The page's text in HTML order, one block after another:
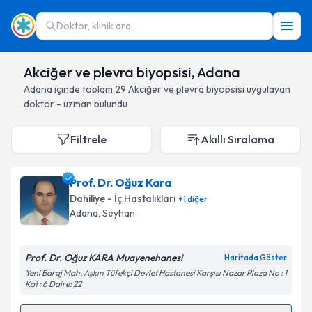
Doktor, klinik ara...
Akciğer ve plevra biyopsisi, Adana
Adana içinde toplam 29 Akciğer ve plevra biyopsisi uygulayan
doktor - uzman bulundu
Filtrele Akıllı Sıralama
Prof. Dr. Oğuz Kara
Dahiliye - İç Hastalıkları +1diğer
Adana, Seyhan
Prof. Dr. Oğuz KARA Muayenehanesi Haritada Göster
Yeni Baraj Mah. Aşkın Tüfekçi Devlet Hastanesi Karşısı Nazar Plaza No : 1
Kat : 6 Daire: 22